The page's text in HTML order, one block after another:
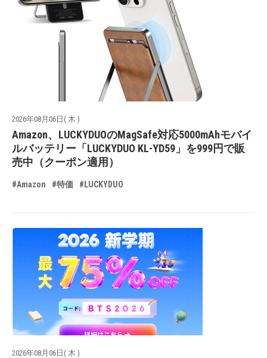
2026年08月06日( 木 )
Amazon、LUCKYDUOのMagSafe対応5000mAhモバイ
ルバッテリー「LUCKYDUO KL-YD59」を999円で販
売中（クーポン適用）
#Amazon #特価 #LUCKYDUO
2026年08月06日( 木 )